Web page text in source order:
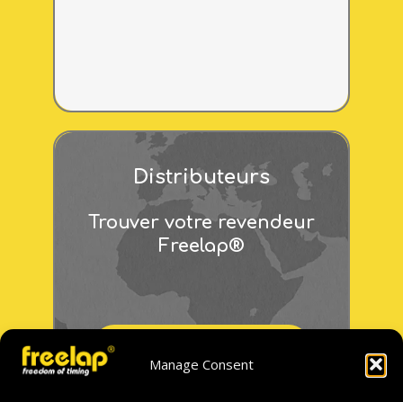
Manage Consent
Distributeurs
Trouver votre revendeur
Freelap®